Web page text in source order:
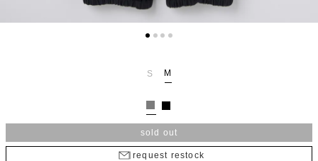
S M
sold out
request restock